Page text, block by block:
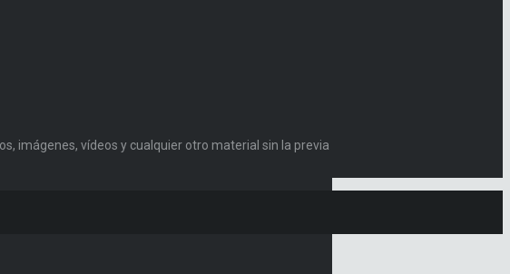
imágenes, vídeos y cualquier otro material sin la previa